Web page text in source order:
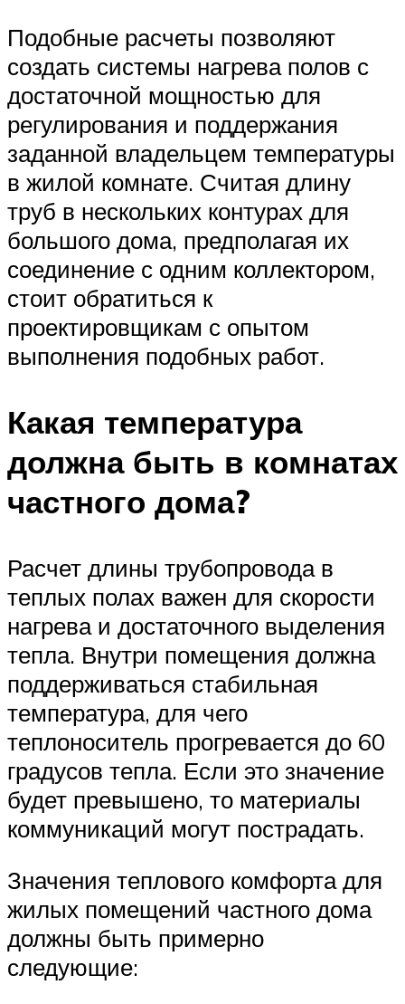
Подобные расчеты позволяют
создать системы нагрева полов с
достаточной мощностью для
регулирования и поддержания
заданной владельцем температуры
в жилой комнате. Считая длину
труб в нескольких контурах для
большого дома, предполагая их
соединение с одним коллектором,
стоит обратиться к
проектировщикам с опытом
выполнения подобных работ.
Какая температура
должна быть в комнатах
частного дома?
Расчет длины трубопровода в
теплых полах важен для скорости
нагрева и достаточного выделения
тепла. Внутри помещения должна
поддерживаться стабильная
температура, для чего
теплоноситель прогревается до 60
градусов тепла. Если это значение
будет превышено, то материалы
коммуникаций могут пострадать.
Значения теплового комфорта для
жилых помещений частного дома
должны быть примерно
следующие: